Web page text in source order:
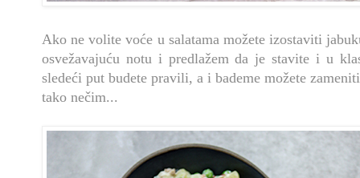
Ako ne volite voće u salatama možete izostaviti
osvežavajuću notu i predlažem da je stavite i u
sledeći put budete pravili, a i bademe možete
tako nečim...